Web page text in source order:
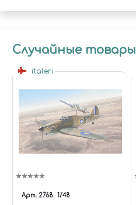
Случайные товары
italeri
Арт. 2768 1/48